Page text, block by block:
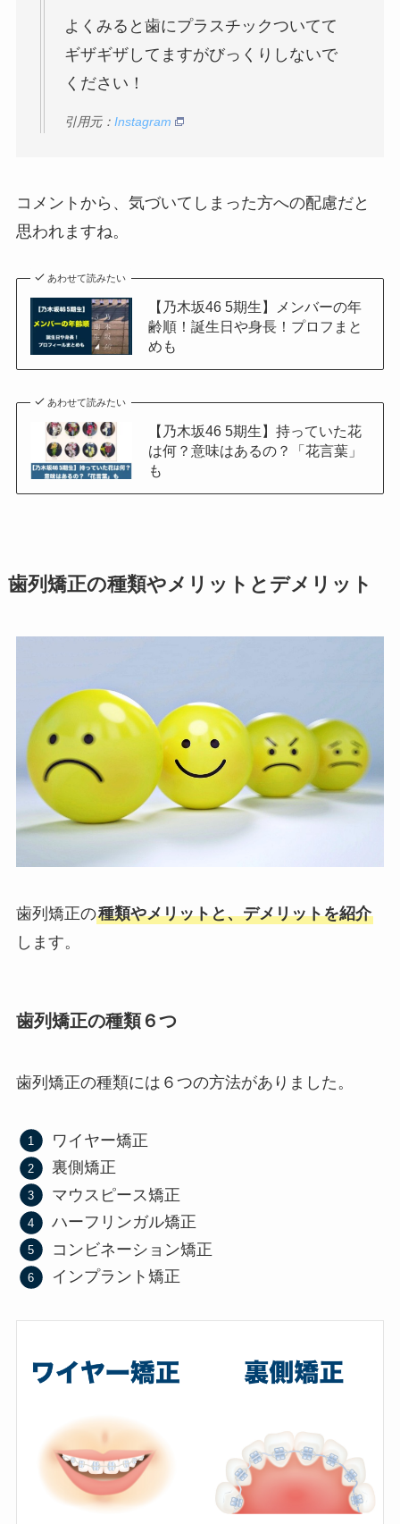
よくみると歯にプラスチックついてて
ギザギザしてますがびっくりしないで
ください！
引用元： Instagram
コメントから、気づいてしまった方への配慮だと
思われますね。
あわせて読みたい
【乃木坂46 5期生】メンバーの年
齢順！誕生日や身長！プロフまと
めも
あわせて読みたい
【乃木坂46 5期生】持っていた花
は何？意味はあるの？「花言葉」
も
歯列矯正の種類やメリットとデメリット
歯列矯正の種類やメリットと、デメリットを紹介
します。
歯列矯正の種類６つ
歯列矯正の種類には６つの方法がありました。
ワイヤー矯正
裏側矯正
マウスピース矯正
ハーフリンガル矯正
コンビネーション矯正
インプラント矯正